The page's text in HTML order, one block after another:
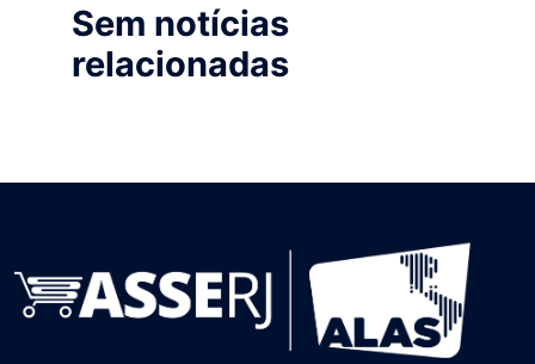
Sem notícias
relacionadas